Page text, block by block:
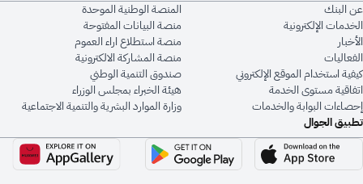
عن البنك
الخدمات الإلكترونية
الأخبار
الفعاليات
كيفية استخدام الموقع الإلكتروني
اتفاقية مستوى الخدمة
إحصاءات البوابة والخدمات
المنصة الوطنية الموحدة
منصة البيانات المفتوحة
منصة استطلاع اراء العموم
منصة المشاركة الالكترونية
صندوق التنمية الوطني
هيئة الخبراء بمجلس الوزراء
وزارة الموارد البشرية والتنمية الاجتماعية
تطبيق الجوال